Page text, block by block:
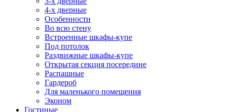
4-х дверные
Особенности
Во всю стену
Встроенные шкафы-купе
Под потолок
Раздвижные шкафы-купе
Открытая секция посередине
Распашные
Гардероб
Для маленького помещения
Эконом
Гостиные